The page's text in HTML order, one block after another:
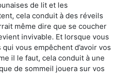
de lit et les
cela conduit à des réveils
même dire que se coucher
invivable. Et lorsque vous
vous empêchent d’avoir vos
il le faut, cela conduit à une
de sommeil jouera sur vos